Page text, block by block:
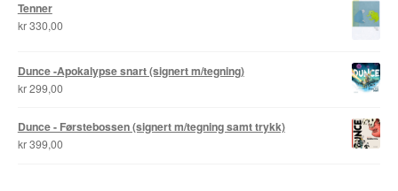
Tenner
kr330,00
Dunce -Apokalypse snart (signert m/tegning)
kr299,00
Dunce - Førstebossen (signert m/tegning samt trykk)
kr399,00